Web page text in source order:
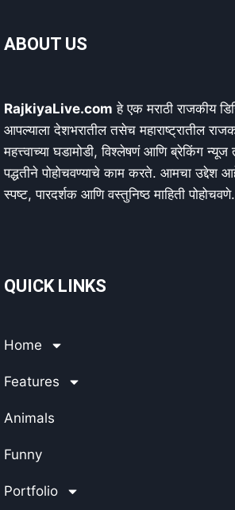
ABOUT US
RajkiyaLive.com हे एक मराठी राजकीय
आपल्याला देशभरातील तसेच महाराष्ट्रातील
महत्त्वाच्या घडामोडी, विश्लेषणं आणि ब्रेकिंग न्यूज
पद्धतीने पोहोचवण्याचे काम करते. आमचा उद्देश आहे
स्पष्ट, पारदर्शक आणि वस्तुनिष्ठ माहिती पोहोचवणे.
QUICK LINKS
Home
Features
Animals
Funny
Portfolio